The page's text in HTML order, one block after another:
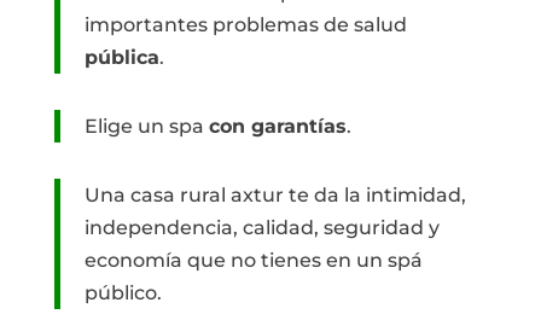
importantes problemas de salud
pública.
Elige un spa con garantías.
Una casa rural axtur te da la intimidad,
independencia, calidad, seguridad y
economía que no tienes en un spá
público.